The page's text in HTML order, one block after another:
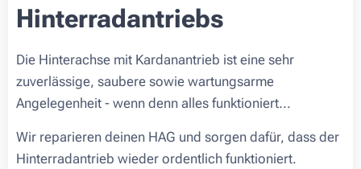
Hinterradantriebs
Die Hinterachse mit Kardanantrieb ist eine sehr
zuverlässige, saubere sowie wartungsarme
Angelegenheit - wenn denn alles funktioniert...
Wir reparieren deinen HAG und sorgen dafür, dass der
Hinterradantrieb wieder ordentlich funktioniert.